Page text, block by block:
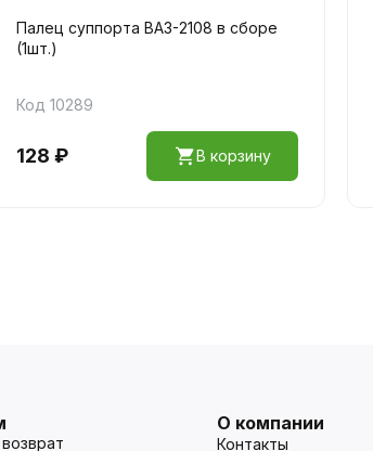
Палец суппорта ВАЗ-2108 в сборе
(1шт.)
Код 10289
128 ₽ В корзину
О компании
Контакты